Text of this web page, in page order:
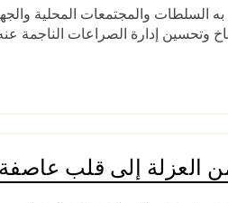
السلطات والمجتمعات المحلية
وتحسين إدارة الصراعات الناجمة
من العزلة إلى قلب